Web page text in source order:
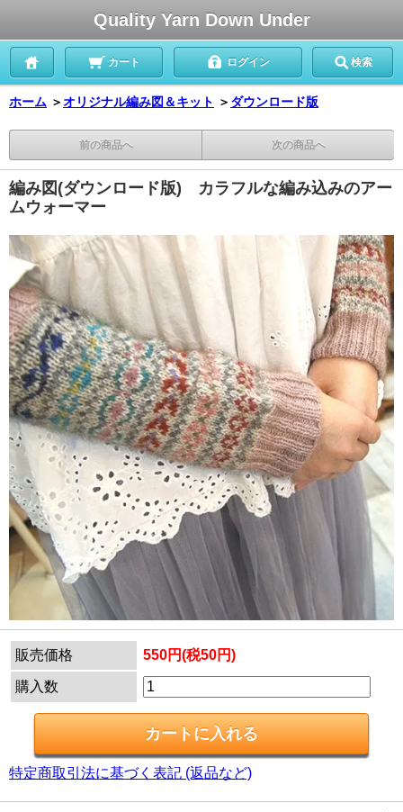
Quality Yarn Down Under
カート ログイン 検索
ホーム ＞オリジナル編み図＆キット ＞ ダウンロード版
前の商品へ 次の商品へ
編み図(ダウンロード版) カラフルな編み込みのアー
ムウォーマー
販売価格 550円(税50円)
購入数
特定商取引法に基づく表記 (返品など)